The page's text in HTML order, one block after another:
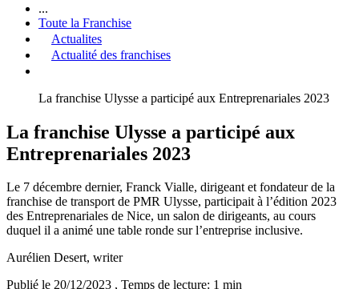
...
Toute la Franchise
Actualites
Actualité des franchises
La franchise Ulysse a participé aux Entreprenariales 2023
La franchise Ulysse a participé aux
Entreprenariales 2023
Le 7 décembre dernier, Franck Vialle, dirigeant et fondateur de la
franchise de transport de PMR Ulysse, participait à l’édition 2023
des Entreprenariales de Nice, un salon de dirigeants, au cours
duquel il a animé une table ronde sur l’entreprise inclusive.
Aurélien Desert, writer
Publié le 20/12/2023 , Temps de lecture: 1 min